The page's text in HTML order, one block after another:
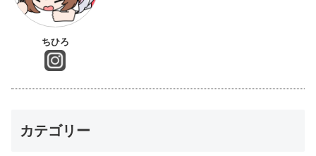
ちひろ
カテゴリー